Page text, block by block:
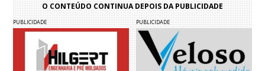
O CONTEÚDO CONTINUA DEPOIS DA PUBLICIDADE
PUBLICIDADE PUBLICIDADE